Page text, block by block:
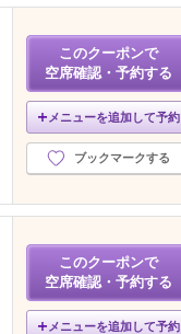
このクーポンで
空席確認・予約する
メニューを追加して予約
ブックマークする
このクーポンで
空席確認・予約する
メニューを追加して予約